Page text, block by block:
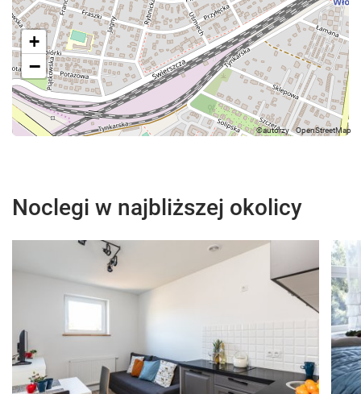
+
−
Noclegi w najbliższej okolicy